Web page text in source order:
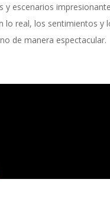
y escenarios
lo real, los sentimientos y
de manera espectacular.